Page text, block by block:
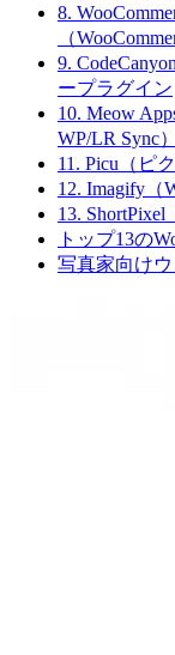
8.
（
9.
ープラグイン
10. Meow
WP/LR Sync）
11. Picu（ピク
12. Imagify（
13. ShortPixel
トップ13の
写真家向け